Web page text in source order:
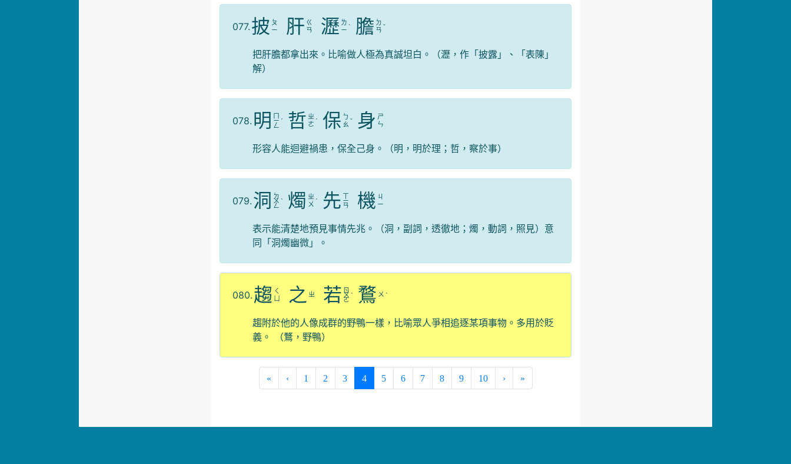
077. 披 ㄆ
ㄧ
肝 ㄍ
ㄢ
瀝 ㄌ
ㄧ ˋ 膽 ㄉ
ㄢ ˇ
把肝膽都拿出來。比喻做人極為真誠坦白。（瀝，作「披露」、「表陳」
解）
078. 明 ㄇ
ㄧ
ㄥ
ˊ 哲 ㄓ
ㄜ ˊ 保 ㄅ
ㄠ ˇ 身 ㄕ
ㄣ
形容人能迴避禍患，保全己身。（明，明於理；哲，察於事）
079. 洞 ㄉ
ㄨ
ㄥ
ˋ 燭 ㄓ
ㄨ ˊ 先 ㄒ
ㄧ
ㄢ 機 ㄐ
ㄧ
表示能清楚地預見事情先兆。（洞，副詞，透徹地；燭，動詞，照見）意
同「洞燭幽微」。
080. 趨 ㄑ
之 ㄓ 若 ㄖ
ㄨ
ㄛ
ˋ 鶩 ㄨ ˋ
趨附於他的人像成群的野鴨一樣，比喻眾人爭相追逐某項事物。多用於貶
義。 （鶩，野鴨）
« ‹ 1 2 3 4(current)
5 6 7 8 9 10 › »